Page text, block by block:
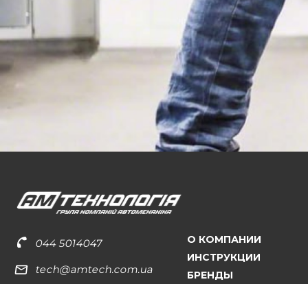
044 5014047
tech@amtech.com.ua
О КОМПАНИИ
ИНСТРУКЦИИ
БРЕНДЫ